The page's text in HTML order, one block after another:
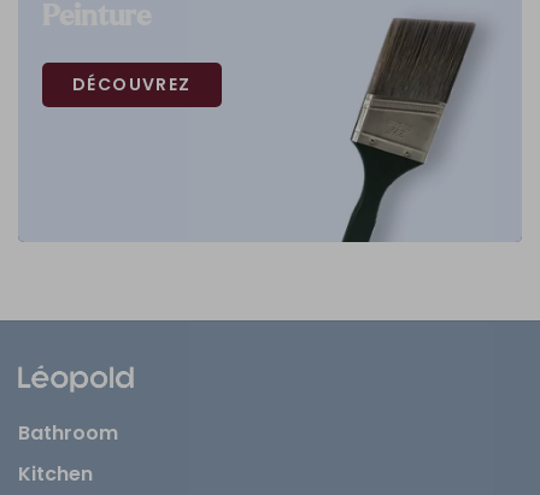
DÉCOUVREZ
Bathroom
Kitchen